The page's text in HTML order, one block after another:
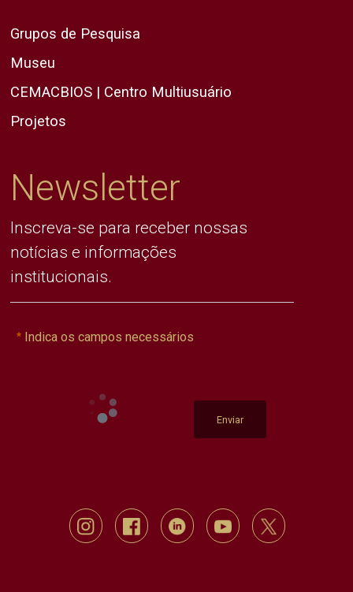
Grupos de Pesquisa
Museu
CEMACBIOS | Centro Multiusuário
Projetos
Newsletter
Inscreva-se para receber nossas
notícias e informações
institucionais.
Indica os campos necessários
Enviar